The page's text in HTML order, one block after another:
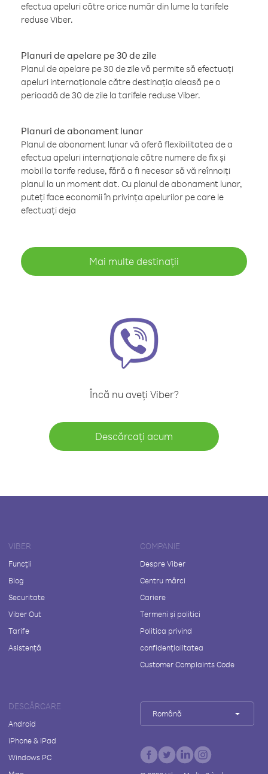
efectua apeluri către orice număr din lume la tarifele
reduse Viber.
Planuri de apelare pe 30 de zile
Planul de apelare pe 30 de zile vă permite să efectuați
apeluri internaționale către destinația aleasă pe o
perioadă de 30 de zile la tarifele reduse Viber.
Planuri de abonament lunar
Planul de abonament lunar vă oferă flexibilitatea de a
efectua apeluri internaționale către numere de fix și
mobil la tarife reduse, fără a fi necesar să vă reînnoiți
planul la un moment dat. Cu planul de abonament lunar,
puteți face economii în privința apelurilor pe care le
efectuați deja
Mai multe destinații
Încă nu aveți Viber?
Descărcați acum
VIBER
Funcții
Blog
Securitate
Viber Out
Tarife
Asistență
COMPANIE
Despre Viber
Centru mărci
Cariere
Termeni și politici
Politica privind
confidențialitatea
Customer Complaints Code
DESCĂRCARE
Android
iPhone & iPad
Windows PC
Română